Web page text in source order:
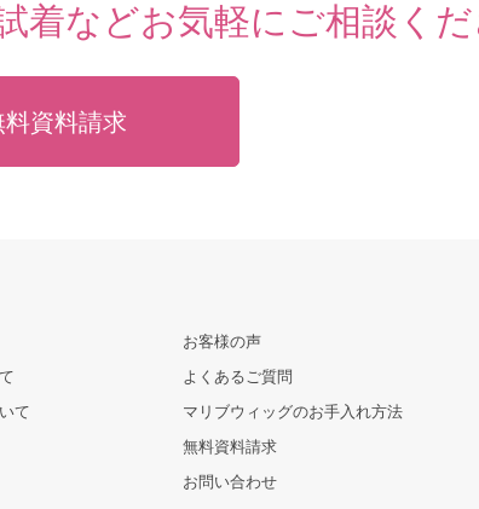
着などお気軽にご相談くだ
料資料請求
て
お客様の声
よくあるご質問
マリブウィッグのお手入れ方法
無料資料請求
お問い合わせ